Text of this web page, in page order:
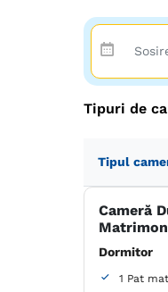
Tipuri de
Tipul
Cameră
Dormitor
1 Pat